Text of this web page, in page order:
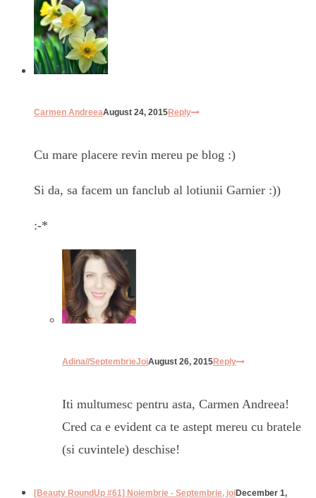
Carmen AndreeaAugust 24, 2015Reply
Cu mare placere revin mereu pe blog :)
Si da, sa facem un fanclub al lotiunii Garnier :))
:-*
Adina//SeptembrieJoiAugust 26, 2015Reply
Iti multumesc pentru asta, Carmen Andreea!
Cred ca e evident ca te astept mereu cu bratele
(si cuvintele) deschise!
[Beauty RoundUp #61] Noiembrie - Septembrie, joiDecember 1,